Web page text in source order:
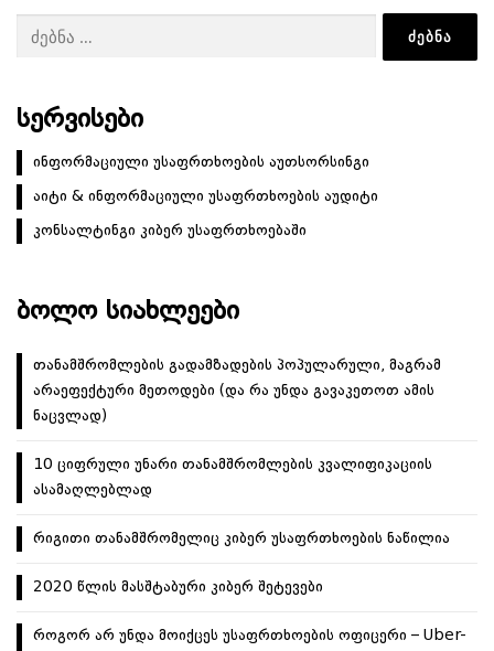
ა
ვ
ი
გ
ა
ᲡᲔᲠᲕᲘᲡᲔᲑᲘ
ინფორმაციული უსაფრთხოების აუთსორსინგი
აიტი & ინფორმაციული უსაფრთხოების აუდიტი
კონსალტინგი კიბერ უსაფრთხოებაში
ᲑᲝᲚᲝ ᲡᲘᲐᲮᲚᲔᲔᲑᲘ
თანამშრომლების გადამზადების პოპულარული, მაგრამ
არაეფექტური მეთოდები (და რა უნდა გავაკეთოთ ამის
ნაცვლად)
10 ციფრული უნარი თანამშრომლების კვალიფიკაციის
ასამაღლებლად
რიგითი თანამშრომელიც კიბერ უსაფრთხოების ნაწილია
2020 წლის მასშტაბური კიბერ შეტევები
როგორ არ უნდა მოიქცეს უსაფრთხოების ოფიცერი – Uber-